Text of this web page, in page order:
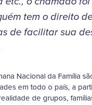
tem o direito
de facilitar sua
Nacional da Família
em todo o país, a
de grupos,